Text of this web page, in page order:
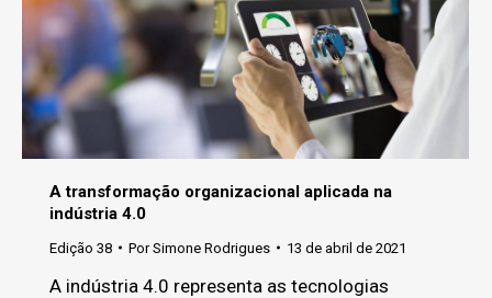
A transformação organizacional aplicada na
indústria 4.0
Edição 38 PorSimone Rodrigues 13 de abril de 2021
A indústria 4.0 representa as tecnologias